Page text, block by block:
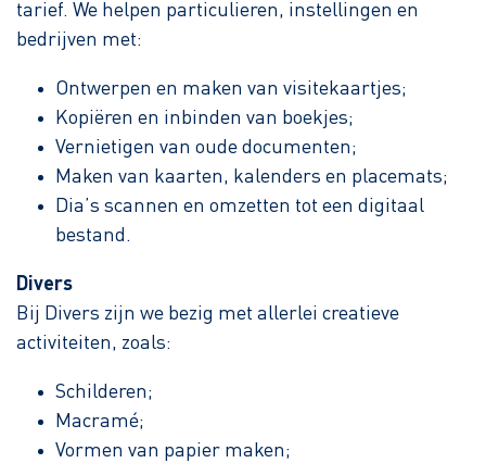
tarief. We helpen particulieren, instellingen en
bedrijven met:
Ontwerpen en maken van visitekaartjes;
Kopiëren en inbinden van boekjes;
Vernietigen van oude documenten;
Maken van kaarten, kalenders en placemats;
Dia’s scannen en omzetten tot een digitaal
bestand.
Divers
Bij Divers zijn we bezig met allerlei creatieve
activiteiten, zoals:
Schilderen;
Macramé;
Vormen van papier maken;